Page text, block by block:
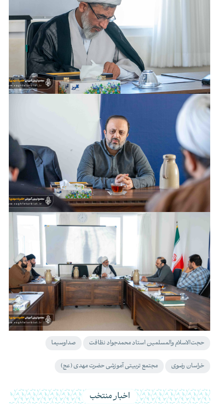
حجت‌الاسلام والمسلمین استاد محمدجواد نظافت صداوسیما
خراسان رضوی مجتمع تربیتی آموزشی حضرت مهدی (عج)
اخبار منتخب